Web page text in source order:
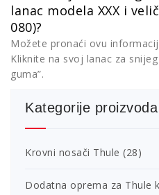
lanac modela XXX i
080)?
Možete pronaći ovu
Kliknite na svoj lanac za
guma”.
Kategorije proizvoda
Krovni nosači Thule (28)
Dodatna oprema za Thule